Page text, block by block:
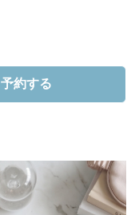
予約する